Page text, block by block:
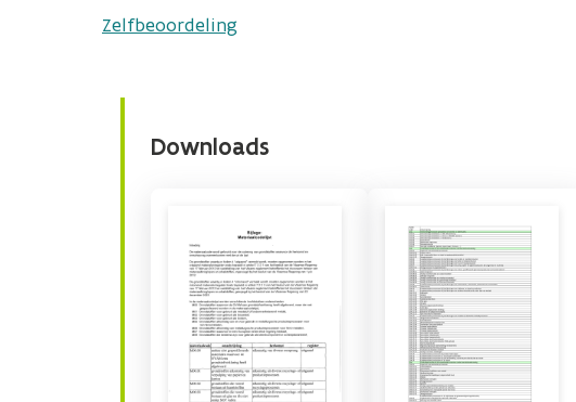
Zelfbeoordeling
Downloads